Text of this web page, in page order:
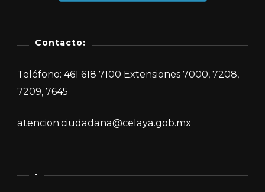
Contacto:
Teléfono: 461 618 7100 Extensiones 7000, 7208,
7209, 7645
atencion.ciudadana@celaya.gob.mx
.